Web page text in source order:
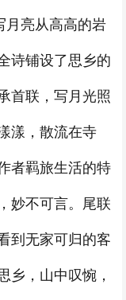
月亮从高高的岩
诗铺设了思乡的
首联，写月光照
漾，散流在寺
者羁旅生活的特
妙不可言。尾联
到无家可归的客
乡，山中叹惋，